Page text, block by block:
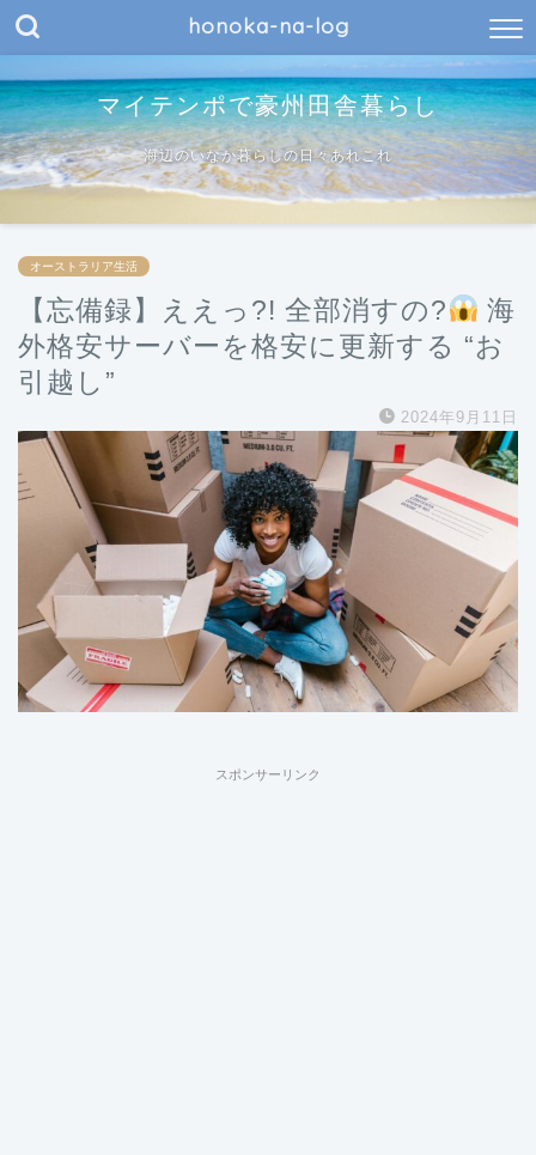
honoka-na-log
マイテンポで豪州田舎暮らし
海辺のいなか暮らしの日々あれこれ
オーストラリア生活
【忘備録】ええっ?! 全部消すの?
海
外格安サーバーを格安に更新する “お
引越し”
2024年9月11日
スポンサーリンク